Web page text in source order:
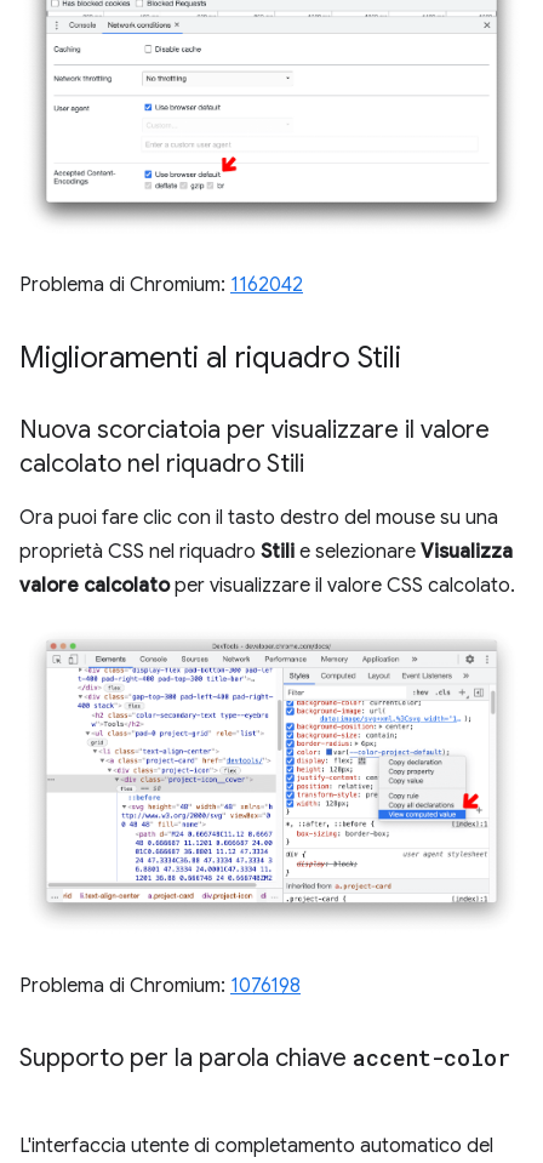
Problema di Chromium: 1162042
Miglioramenti al riquadro Stili
Nuova scorciatoia per visualizzare il valore
calcolato nel riquadro Stili
Ora puoi fare clic con il tasto destro del mouse su una
proprietà CSS nel riquadro Stili e selezionare Visualizza
valore calcolatoper visualizzare il valore CSS calcolato.
Problema di Chromium: 1076198
Supporto per la parola chiave accent-color
L'interfaccia utente di completamento automatico del